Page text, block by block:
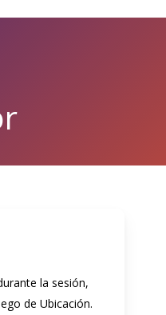
la sesión,
de Ubicación.